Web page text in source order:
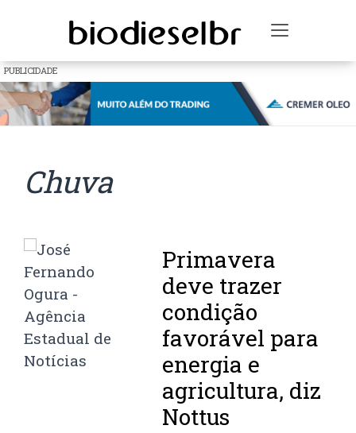
Toggle
PUBLICIDADE
Chuva
Primavera
deve trazer
condição
favorável para
energia e
agricultura, diz
Nottus